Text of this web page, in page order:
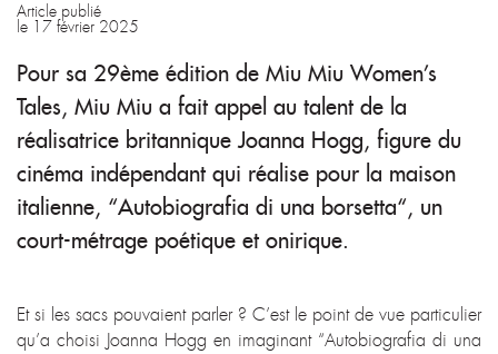
Article publié
le 17 février 2025
Pour sa 29ème édition de Miu Miu Women’s
Tales, Miu Miu a fait appel au talent de la
réalisatrice britannique Joanna Hogg, figure du
cinéma indépendant qui réalise pour la maison
italienne, “Autobiografia di una borsetta“, un
court-métrage poétique et onirique.
Et si les sacs pouvaient parler ? C’est le point de vue particulier
qu’a choisi Joanna Hogg en imaginant “Autobiografia di una